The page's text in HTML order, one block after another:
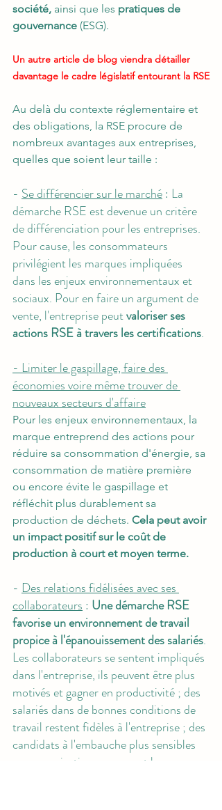
société, ainsi que les pratiques de
gouvernance (ESG).
Un autre article de blog viendra détailler
davantage le cadre législatif entourant la RSE
Au delà du contexte réglementaire et
des obligations, la RSE procure de
nombreux avantages aux entreprises,
quelles que soient leur taille :
- Se différencier sur le marché : La
démarche RSE est devenue un critère
de différenciation pour les entreprises.
Pour cause, les consommateurs
privilégient les marques impliquées
dans les enjeux environnementaux et
sociaux. Pour en faire un argument de
vente, l'entreprise peut valoriser ses
actions RSE à travers les certifications.
- Limiter le gaspillage, faire des
économies voire même trouver de
nouveaux secteurs d'affaire
Pour les enjeux environnementaux, la
marque entreprend des actions pour
réduire sa consommation d'énergie, sa
consommation de matière première
ou encore évite le gaspillage et
réfléchit plus durablement sa
production de déchets. Cela peut avoir
un impact positif sur le coût de
production à court et moyen terme.
- Des relations fidélisées avec ses
collaborateurs : Une démarche RSE
favorise un environnement de travail
propice à l'épanouissement des salariés.
Les collaborateurs se sentent impliqués
dans l'entreprise, ils peuvent être plus
motivés et gagner en productivité ; des
salariés dans de bonnes conditions de
travail restent fidèles à l'entreprise ; des
candidats à l'embauche plus sensibles
aux organisations amorçant leur